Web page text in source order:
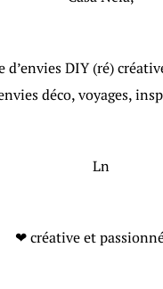
d’envies DIY (ré)
déco, voyages,
Ln
❤ créative et